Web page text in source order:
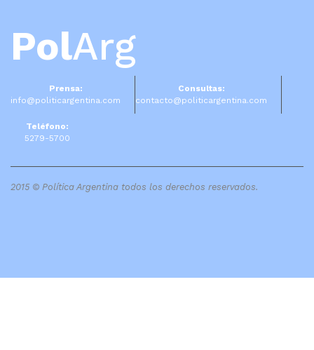
PolArg
Prensa:
info@politicargentina.com
Consultas:
contacto@politicargentina.com
Teléfono:
5279-5700
2015 © Política Argentina todos los derechos reservados.